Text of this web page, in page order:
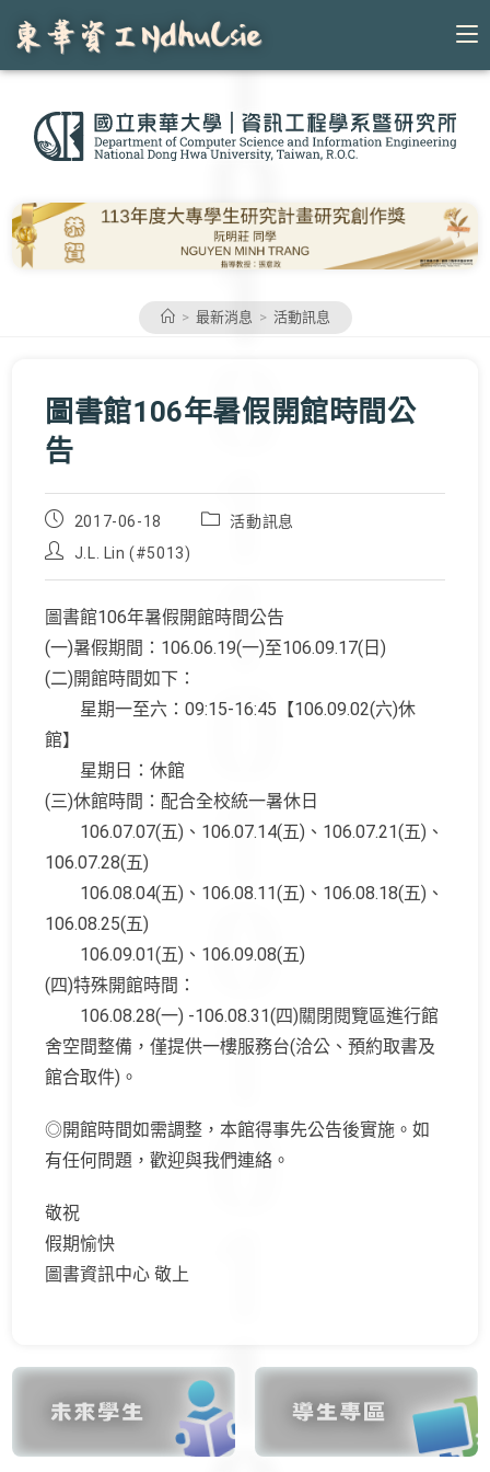
content
> 最新消息 > 活動訊息
圖書館106年暑假開館時間公
告
Post
published:
2017-06-18
Post
活動訊息
Post
J.L. Lin (#5013)
圖書館106年暑假開館時間公告
(一)暑假期間：106.06.19(一)至106.09.17(日)
(二)開館時間如下：
星期一至六：09:15-16:45【106.09.02(六)休
館】
星期日：休館
(三)休館時間：配合全校統一暑休日
106.07.07(五)、106.07.14(五)、106.07.21(五)、
106.07.28(五)
106.08.04(五)、106.08.11(五)、106.08.18(五)、
106.08.25(五)
106.09.01(五)、106.09.08(五)
(四)特殊開館時間：
106.08.28(一) -106.08.31(四)關閉閱覽區進行館
舍空間整備，僅提供一樓服務台(洽公、預約取書及
館合取件)。
◎開館時間如需調整，本館得事先公告後實施。如
有任何問題，歡迎與我們連絡。
敬祝
假期愉快
圖書資訊中心 敬上